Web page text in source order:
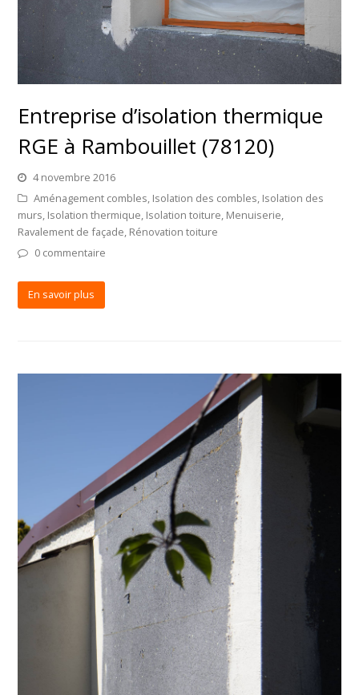
Entreprise d’isolation thermique
RGE à Rambouillet (78120)
4 novembre 2016
Aménagement combles, Isolation des combles, Isolation des
murs, Isolation thermique, Isolation toiture, Menuiserie,
Ravalement de façade, Rénovation toiture
0 commentaire
En savoir plus